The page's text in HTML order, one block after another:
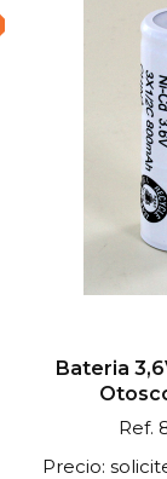
Bateria
Ref.
Precio: